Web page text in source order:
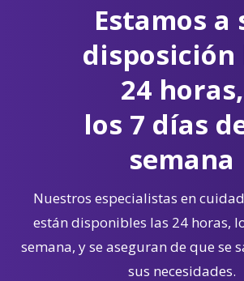
Estamos a
disposición
24 horas,
los 7 días
semana
Nuestros especialistas en
están disponibles las 24 horas,
semana, y se aseguran de que se
sus necesidades.